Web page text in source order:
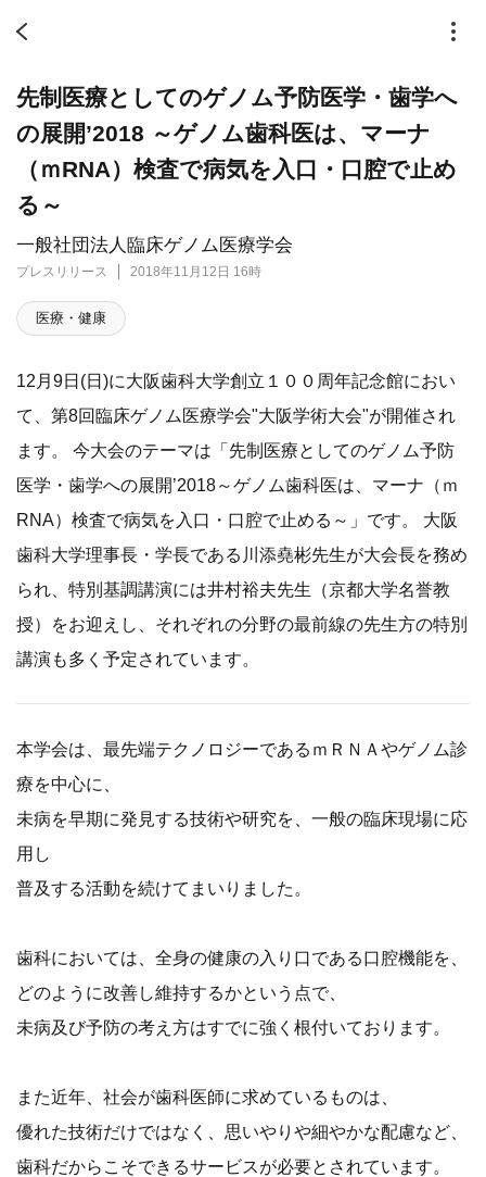
一般社団法人臨床ゲノム医療学会
プレスリリース 2018年11月12日 16時
先制医療としてのゲノム予防医学・歯学へ
の展開’2018 ～ゲノム歯科医は、マーナ
（ｍRNA）検査で病気を入口・口腔で止め
る～
医療・健康
12月9日(日)に大阪歯科大学創立１００周年記念館におい
て、第8回臨床ゲノム医療学会"大阪学術大会"が開催され
ます。 今大会のテーマは「先制医療としてのゲノム予防
医学・歯学への展開’2018～ゲノム歯科医は、マーナ（ｍ
RNA）検査で病気を入口・口腔で止める～」です。 大阪
歯科大学理事長・学長である川添堯彬先生が大会長を務め
られ、特別基調講演には井村裕夫先生（京都大学名誉教
授）をお迎えし、それぞれの分野の最前線の先生方の特別
講演も多く予定されています。
本学会は、最先端テクノロジーであるｍＲＮＡやゲノム診
療を中心に、
未病を早期に発見する技術や研究を、一般の臨床現場に応
用し
普及する活動を続けてまいりました。
歯科においては、全身の健康の入り口である口腔機能を、
どのように改善し維持するかという点で、
未病及び予防の考え方はすでに強く根付いております。
また近年、社会が歯科医師に求めているものは、
優れた技術だけではなく、思いやりや細やかな配慮など、
歯科だからこそできるサービスが必要とされています。